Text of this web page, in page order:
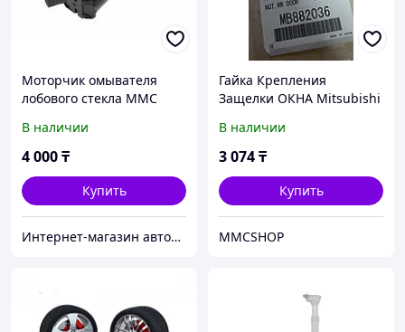
Моторчик омывателя
лобового стекла MMC
160-0011 /MR192642
PD4W PD8W PD6W2642-D
В наличии
4 000₸
Купить
Интернет-магазин автозапчастей Parts-shop.kz
Гайка Крепления
Защелки ОКНА Mitsubishi
Delica, L400, RVR Делика
В наличии
3 074₸
Купить
MMCSHOP